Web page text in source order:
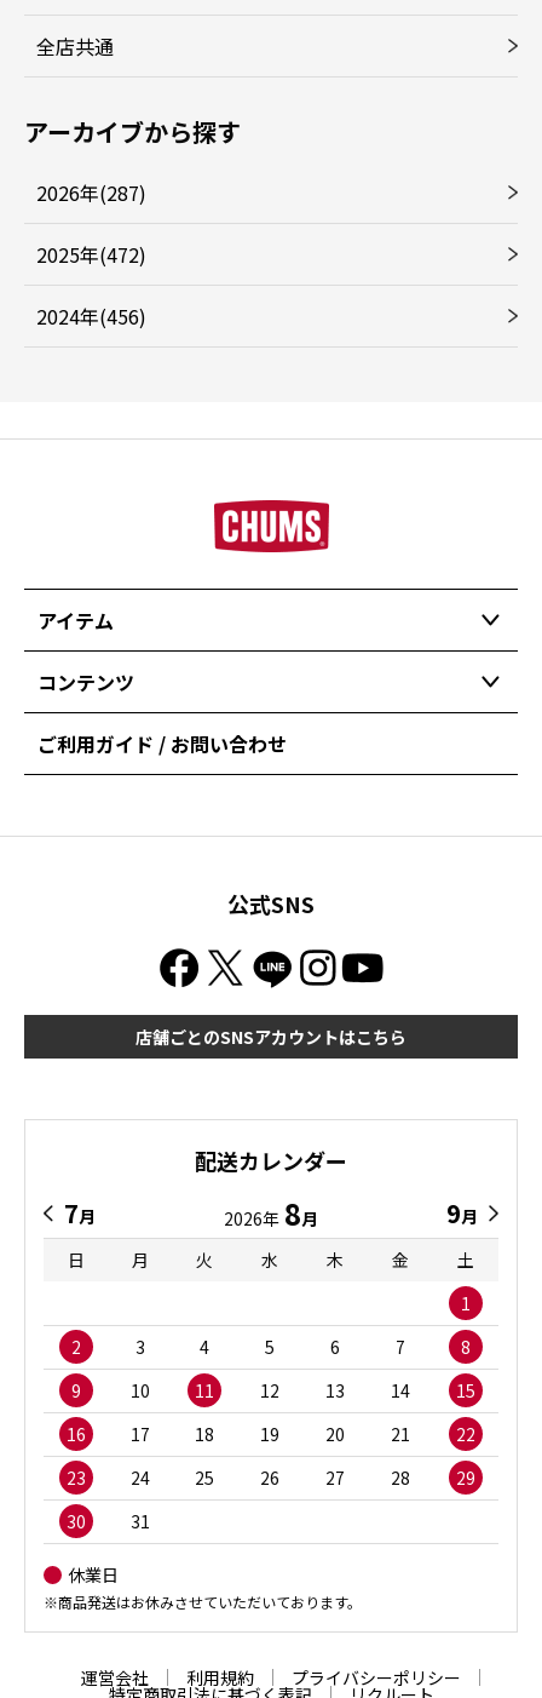
全店共通
アーカイブから探す
2026年(287)
2025年(472)
2024年(456)
アイテム
コンテンツ
ご利用ガイド / お問い合わせ
公式SNS
店舗ごとのSNSアカウントはこちら
配送カレンダー
7月 2026年 8月 9月
日
月 火 水 木 金
土
1
2
3 4 5 6 7
8
9
10 11 12 13 14
15
16
17 18 19 20 21
22
23
24 25 26 27 28
29
30
31
休業日
※商品発送はお休みさせていただいております。
運営会社 利用規約 プライバシーポリシー